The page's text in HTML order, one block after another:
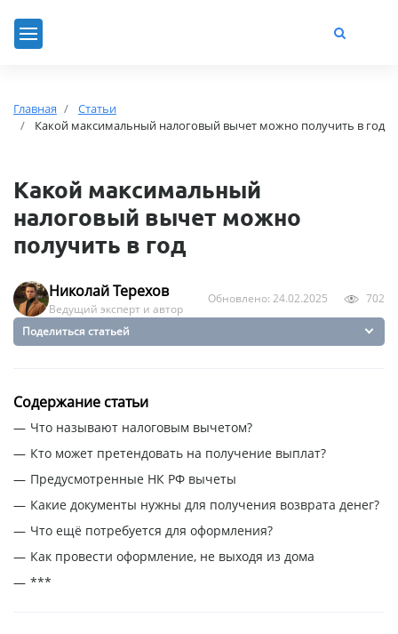
Главная
Статьи
Какой максимальный налоговый вычет можно получить в год
Какой максимальный
налоговый вычет можно
получить в год
Николай Терехов
Ведущий эксперт и автор
Обновлено: 24.02.2025 702
Поделиться статьей
Содержание статьи
Что называют налоговым вычетом?
Кто может претендовать на получение выплат?
Предусмотренные НК РФ вычеты
Какие документы нужны для получения возврата денег?
Что ещё потребуется для оформления?
Как провести оформление, не выходя из дома
***